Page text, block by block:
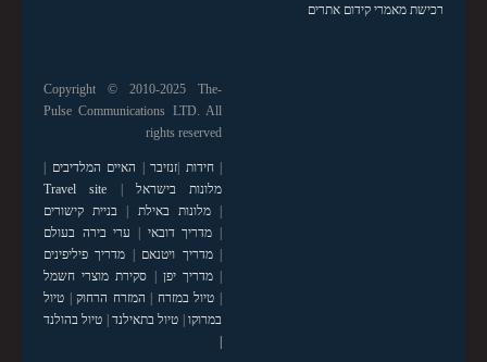
רכישת מאמרי קידום אתרים
Copyright © 2010-2025 The-
Pulse Communications LTD. All
rights reserved
|חידות |זנזיבר | האיים המלדיבים |
מלונות בישראל |
Travel site
|מלונות באילת | בניית קישורים
| מדריך דובאי | ערי בירה בעולם
|מדריך ויטנאם | מדריך פיליפינים
|מדריך יפן | סקירת מוצרי חשמל
| טיול במזרח | המזרח הרחוק| טיול
במרוקו| טיול בתאילנד| טיול בהולנד
|